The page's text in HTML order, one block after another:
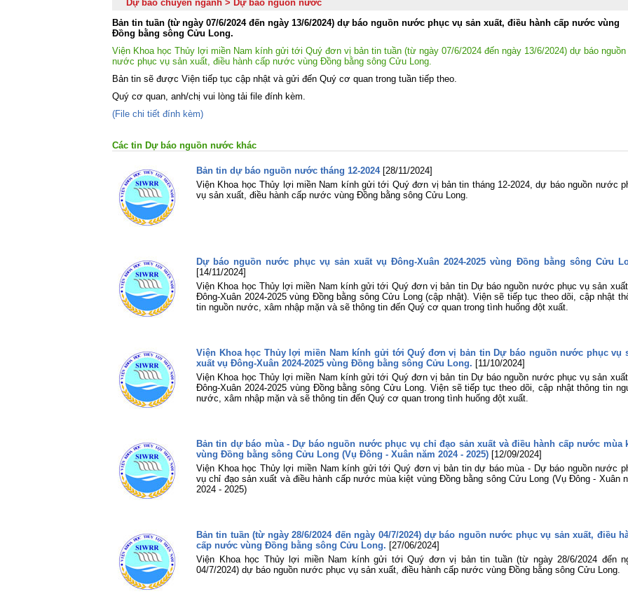
lần thứ ba Ban Chấp hành Trung ương
Viện Khoa học Thủy lợi miền Nam
Tuổi trẻ Viện Khoa học Thủy lợi
liên hồ chứa sông Đồng Nai: Nâng cao
hiệu quả điều tiết nguồn nước,
ninh nguồn nước
Đoàn Thanh niên Viện Khoa học Thủy
lợi miền Nam tham gia Hội nghị sơ kết
Nông nghiệp và Môi trường
Tuổi trẻ Viện Khoa học Thủy lợi miền
Nam tham gia dâng hương, dâng
tại Bia tượng niệm nhà đèn Chợ Quán
Lễ khai mạc Hội thao viên chức, người
Dự báo chuyên ngành > Dự báo nguồn nước
Bản tin tuần (từ ngày 07/6/2024 đến ngày 13/6/2024) dự báo nguồn nước phục vụ sản xuất, điều hành cấp nước vùng
Đồng bằng sông Cửu Long.
Viện Khoa học Thủy lợi miền Nam kính gửi tới Quý đơn vị bản tin tuần (từ ngày 07/6/2024 đến ngày 13/6/2024) dự báo nguồn
nước phục vụ sản xuất, điều hành cấp nước vùng Đồng bằng sông Cửu Long.
Bản tin sẽ được Viện tiếp tục cập nhật và gửi đến Quý cơ quan trong tuần tiếp theo.
Quý cơ quan, anh/chị vui lòng tải file đính kèm.
(File chi tiết đính kèm)
Các tin Dự báo nguồn nước khác
Bản tin dự báo nguồn nước tháng 12-2024 [28/11/2024]
Viện Khoa học Thủy lợi miền Nam kính gửi tới Quý đơn vị bản tin tháng 12-2024, dự báo nguồn nước
vụ sản xuất, điều hành cấp nước vùng Đồng bằng sông Cửu Long.
Dự báo nguồn nước phục vụ sản xuất vụ Đông-Xuân 2024-2025 vùng Đồng bằng sông Cửu
[14/11/2024]
Viện Khoa học Thủy lợi miền Nam kính gửi tới Quý đơn vị bản tin Dự báo nguồn nước phục vụ sản
Đông-Xuân 2024-2025 vùng Đồng bằng sông Cửu Long (cập nhật). Viện sẽ tiếp tục theo dõi, cập nhật
tin nguồn nước, xâm nhập mặn và sẽ thông tin đến Quý cơ quan trong tình huống đột xuất.
Viện Khoa học Thủy lợi miền Nam kính gửi tới Quý đơn vị bản tin Dự báo nguồn nước phục vụ
xuất vụ Đông-Xuân 2024-2025 vùng Đồng bằng sông Cửu Long. [11/10/2024]
Viện Khoa học Thủy lợi miền Nam kính gửi tới Quý đơn vị bản tin Dự báo nguồn nước phục vụ sản
Đông-Xuân 2024-2025 vùng Đồng bằng sông Cửu Long. Viện sẽ tiếp tục theo dõi, cập nhật thông tin
nước, xâm nhập mặn và sẽ thông tin đến Quý cơ quan trong tình huống đột xuất.
Bản tin dự báo mùa - Dự báo nguồn nước phục vụ chỉ đạo sản xuất và điều hành cấp nước mùa
vùng Đồng bằng sông Cửu Long (Vụ Đông - Xuân năm 2024 - 2025) [12/09/2024]
Viện Khoa học Thủy lợi miền Nam kính gửi tới Quý đơn vị bản tin dự báo mùa - Dự báo nguồn nước
vụ chỉ đạo sản xuất và điều hành cấp nước mùa kiệt vùng Đồng bằng sông Cửu Long (Vụ Đông - Xuân
2024 - 2025)
Bản tin tuần (từ ngày 28/6/2024 đến ngày 04/7/2024) dự báo nguồn nước phục vụ sản xuất, điều
cấp nước vùng Đồng bằng sông Cửu Long. [27/06/2024]
Viện Khoa học Thủy lợi miền Nam kính gửi tới Quý đơn vị bản tin tuần (từ ngày 28/6/2024 đến
04/7/2024) dự báo nguồn nước phục vụ sản xuất, điều hành cấp nước vùng Đồng bằng sông Cửu Long.